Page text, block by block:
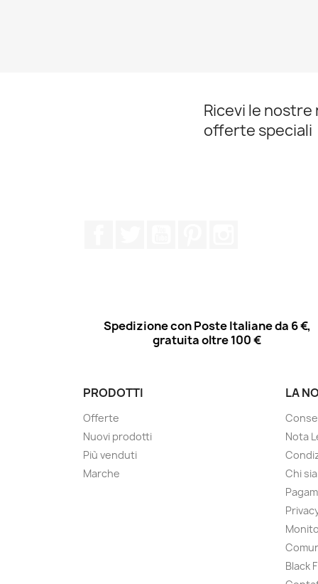
Ricevi le nostre
offerte speciali
Spedizione con Poste Italiane da 6 €,
gratuita oltre 100 €
PRODOTTI
Offerte
Nuovi prodotti
Più venduti
Marche
LA
Nota
Chi
Black